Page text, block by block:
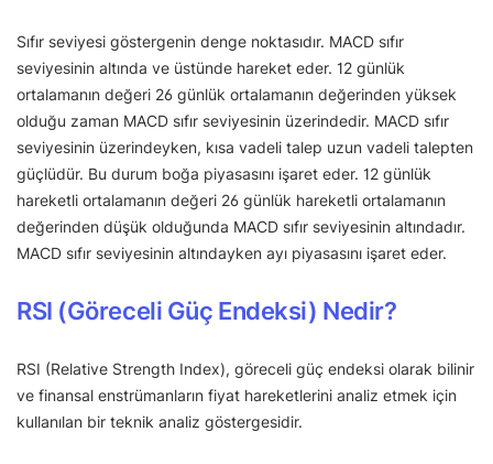
Sıfır seviyesi göstergenin denge noktasıdır. MACD sıfır
seviyesinin altında ve üstünde hareket eder. 12 günlük
ortalamanın değeri 26 günlük ortalamanın değerinden yüksek
olduğu zaman MACD sıfır seviyesinin üzerindedir. MACD sıfır
seviyesinin üzerindeyken, kısa vadeli talep uzun vadeli talepten
güçlüdür. Bu durum boğa piyasasını işaret eder. 12 günlük
hareketli ortalamanın değeri 26 günlük hareketli ortalamanın
değerinden düşük olduğunda MACD sıfır seviyesinin altındadır.
MACD sıfır seviyesinin altındayken ayı piyasasını işaret eder.
RSI (Göreceli Güç Endeksi) Nedir?
RSI (Relative Strength Index), göreceli güç endeksi olarak bilinir
ve finansal enstrümanların fiyat hareketlerini analiz etmek için
kullanılan bir teknik analiz göstergesidir.